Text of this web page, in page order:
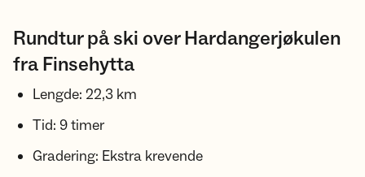
Rundtur på ski over Hardangerjøkulen
fra Finsehytta
Lengde: 22,3 km
Tid: 9 timer
Gradering: Ekstra krevende